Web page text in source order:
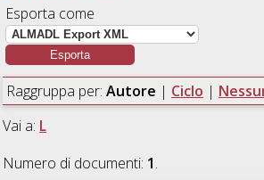
Esporta come
Raggruppa per: Autore | Ciclo |
Vai a: L
Numero di documenti: 1.